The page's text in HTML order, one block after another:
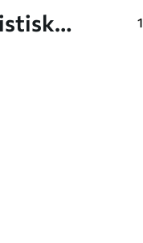
1